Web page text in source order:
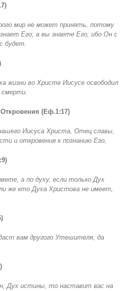
мир не может принять, потому
Его; а вы знаете Его, ибо Он с
будет.
жизни во Христе Иисусе освободил
смерти.
(Еф.1:17)
Иисуса Христа, Отец славы,
и откровения к познанию Его,
а по духу, если только Дух
же кто Духа Христова не имеет,
вам другого Утешителя, да
Дух истины, то наставит вас на